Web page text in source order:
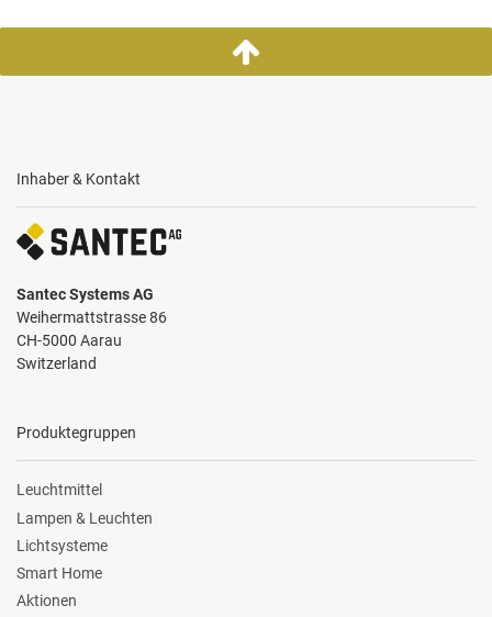
Inhaber & Kontakt
Santec Systems AG
Weihermattstrasse 86
CH-5000 Aarau
Switzerland
Produktegruppen
Leuchtmittel
Lampen & Leuchten
Lichtsysteme
Smart Home
Aktionen